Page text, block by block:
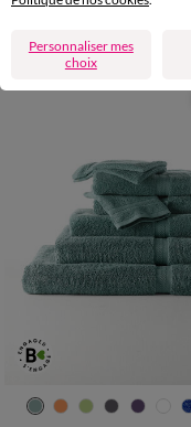
Personnaliser mes
choix